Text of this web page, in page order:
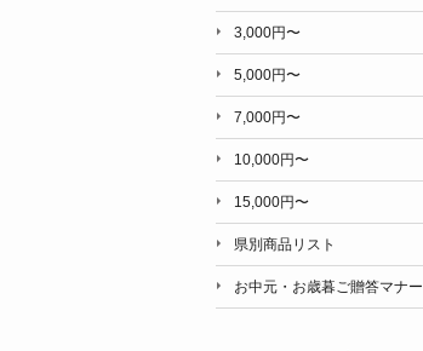
3,000円〜
5,000円〜
7,000円〜
10,000円〜
15,000円〜
県別商品リスト
お中元・お歳暮ご贈答マナー